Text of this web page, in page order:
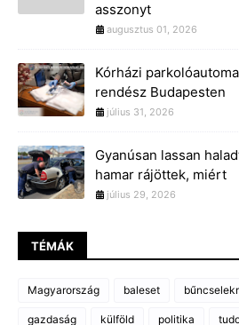
asszonyt
augusztus 01, 2026
Kórházi
rendész Budapesten
július 31, 2026
Gyanúsan lassan
hamar rájöttek, miért
július 29, 2026
TÉMÁK
Magyarország baleset
gazdaság külföld politika